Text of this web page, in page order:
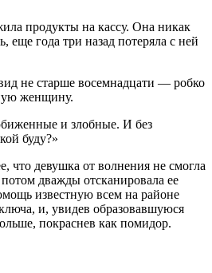
продукты на кассу. Она никак
еще года три назад потеряла с ней
не старше восемнадцати — робко
женщину.
и злобные. И без
буду?»
что девушка от волнения не смогла
дважды отсканировала ее
известную всем на районе
и, увидев образовавшуюся
покраснев как помидор.